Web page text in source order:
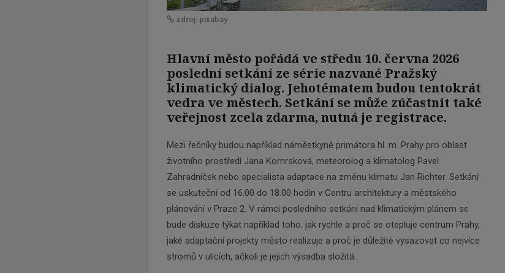
zdroj: pixabay
Hlavní město pořádá ve středu 10. června 2026
poslední setkání ze série nazvané Pražský
klimatický dialog. Jehotématem budou tentokrát
vedra ve městech. Setkání se může zúčastnit také
veřejnost zcela zdarma, nutná je registrace.
Mezi řečníky budou například náměstkyně primátora hl. m. Prahy pro oblast
životního prostředí Jana Komrsková, meteorolog a klimatolog Pavel
Zahradníček nebo specialista adaptace na změnu klimatu Jan Richter. Setkání
se uskuteční od 16.00 do 18.00 hodin v Centru architektury a městského
plánování v Praze 2. V rámci posledního setkání nad klimatickým plánem se
bude diskuze týkat například toho, jak rychle a proč se otepluje centrum Prahy,
jaké adaptační projekty město realizuje a proč je důležité vysazovat co nejvíce
stromů v ulicích, ačkoli je jejich výsadba složitá.